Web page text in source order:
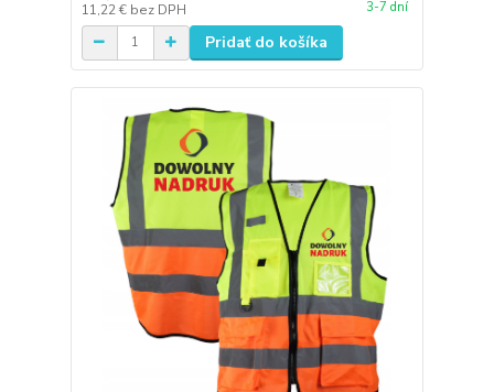
11,22 € bez DPH 3-7 dní
Pridať do košíka